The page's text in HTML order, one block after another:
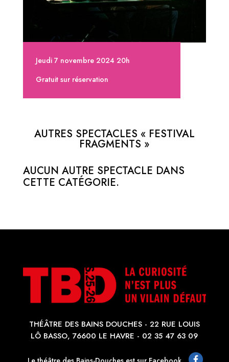
Jeudi 7 novembre 2024 20h
Gratuit sur réservation
AUTRES SPECTACLES « FESTIVAL
FRAGMENTS »
AUCUN AUTRE SPECTACLE DANS
CETTE CATÉGORIE.
THÉÂTRE DES BAINS DOUCHES - 22 RUE LOUIS
LÔ BASSO, 76600 LE HAVRE - 02 35 47 63 09